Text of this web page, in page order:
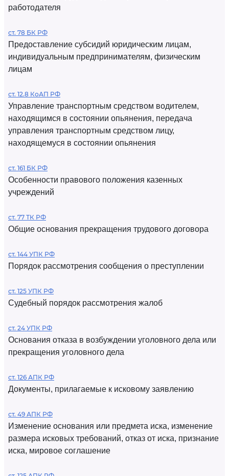
работодателя
ст. 78 БК РФ
Предоставление субсидий юридическим лицам,
индивидуальным предпринимателям, физическим
лицам
ст. 12.8 КоАП РФ
Управление транспортным средством водителем,
находящимся в состоянии опьянения, передача
управления транспортным средством лицу,
находящемуся в состоянии опьянения
ст. 161 БК РФ
Особенности правового положения казенных
учреждений
ст. 77 ТК РФ
Общие основания прекращения трудового договора
ст. 144 УПК РФ
Порядок рассмотрения сообщения о преступлении
ст. 125 УПК РФ
Судебный порядок рассмотрения жалоб
ст. 24 УПК РФ
Основания отказа в возбуждении уголовного дела или
прекращения уголовного дела
ст. 126 АПК РФ
Документы, прилагаемые к исковому заявлению
ст. 49 АПК РФ
Изменение основания или предмета иска, изменение
размера исковых требований, отказ от иска, признание
иска, мировое соглашение